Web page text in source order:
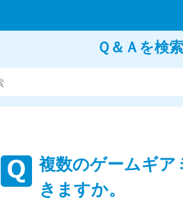
Ｑ＆Ａを検索
複数のゲームギア
きますか。